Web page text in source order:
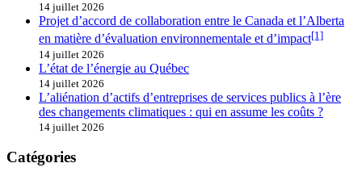
14 juillet 2026
Projet d’accord de collaboration entre le Canada et l’Alberta
en matière d’évaluation environnementale et d’impact[1]
14 juillet 2026
L’état de l’énergie au Québec
14 juillet 2026
L’aliénation d’actifs d’entreprises de services publics à l’ère
des changements climatiques : qui en assume les coûts ?
14 juillet 2026
Catégories